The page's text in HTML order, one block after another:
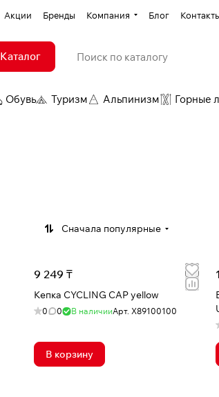
Акции Бренды Компания Блог
Каталог
Обувь Туризм Альпинизм Горные
Сначала популярные
9 249 ₸
Кепка CYCLING CAP yellow
0 0 В наличииАрт. X89100100
В корзину